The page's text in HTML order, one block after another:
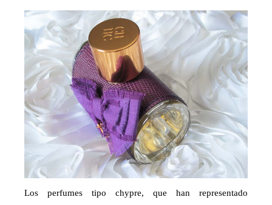
Los perfumes tipo chypre, que han representado